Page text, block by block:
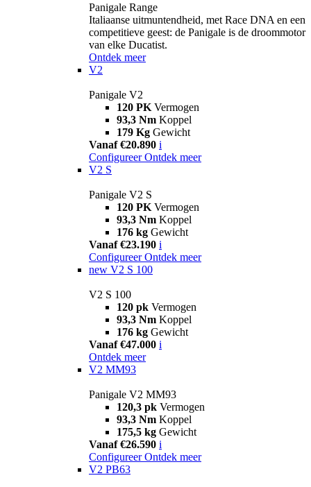
Panigale Range
Italiaanse uitmuntendheid, met Race DNA en een
competitieve geest: de Panigale is de droommotor
van elke Ducatist.
Ontdek meer
V2
Panigale V2
120 PK Vermogen
93,3 Nm Koppel
179 Kg Gewicht
Vanaf €20.890 i
Configureer Ontdek meer
V2 S
Panigale V2 S
120 PK Vermogen
93,3 Nm Koppel
176 kg Gewicht
Vanaf €23.190 i
Configureer Ontdek meer
new V2 S 100
V2 S 100
120 pk Vermogen
93,3 Nm Koppel
176 kg Gewicht
Vanaf €47.000 i
Ontdek meer
V2 MM93
Panigale V2 MM93
120,3 pk Vermogen
93,3 Nm Koppel
175,5 kg Gewicht
Vanaf €26.590 i
Configureer Ontdek meer
V2 PB63